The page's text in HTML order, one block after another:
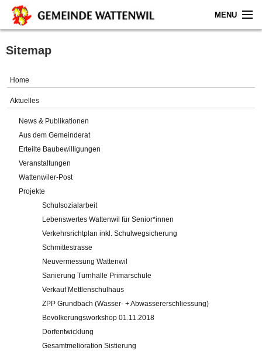
MENU
Home
Gemeinde
Verwaltung
Online-Service
Impressum
Sitemap
Home
Aktuelles
News & Publikationen
Aus dem Gemeinderat
Erteilte Baubewilligungen
Veranstaltungen
Wattenwiler-Post
Projekte
Schulsozialarbeit
Lebenswertes Wattenwil für Senior*innen
Verkehrsrichtplan inkl. Schulwegsicherung
Schmittestrasse
Neuvermessung Wattenwil
Sanierung Turnhalle Primarschule
Verkauf Mettlenschulhaus
ZPP Grundbach (Wasser- + Abwassererschliessung)
Bevölkerungsworkshop 01.11.2018
Dorfentwicklung
Gesamtmelioration Sistierung